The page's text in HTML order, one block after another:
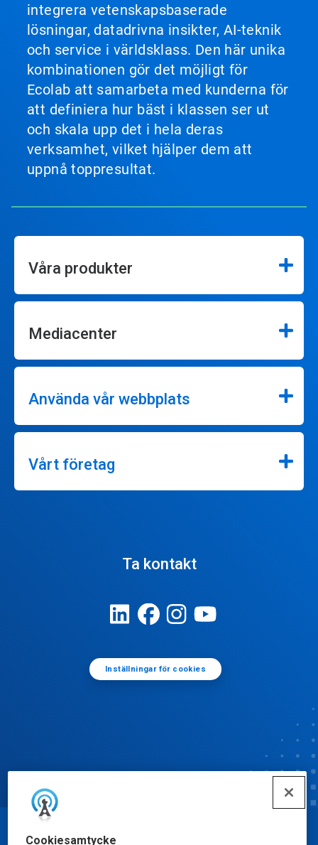
Cookiesamtycke
integrera vetenskapsbaserade
lösningar, datadrivna insikter, AI-teknik
och service i världsklass. Den här unika
kombinationen gör det möjligt för
Ecolab att samarbeta med kunderna för
att definiera hur bäst i klassen ser ut
och skala upp det i hela deras
verksamhet, vilket hjälper dem att
uppnå toppresultat.
Våra produkter
Mediacenter
Använda vår webbplats
Vårt företag
Ta kontakt
Inställningar för cookies
© Ecolab Inc. 2025